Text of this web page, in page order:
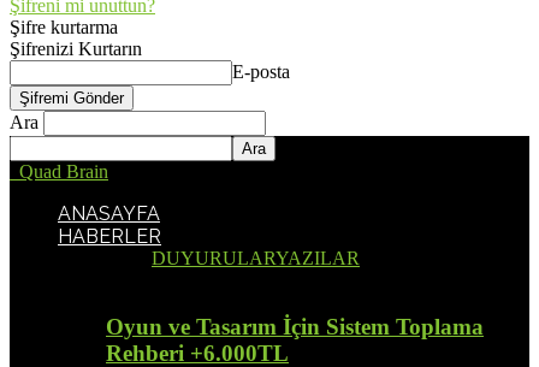
Şifreni mi unuttun?
Şifre kurtarma
Şifrenizi Kurtarın
E-posta
Ara
Quad Brain
ANASAYFA
HABERLER
DUYURULARYAZILAR
Oyun ve Tasarım İçin Sistem Toplama
Rehberi +6.000TL